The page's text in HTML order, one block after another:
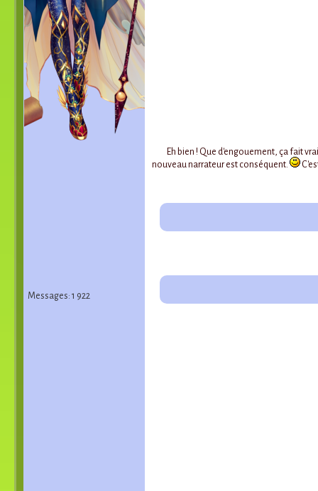
Messages: 1 922
Eh bien ! Que d'engouement, ça fait
nouveau narrateur est conséquent.